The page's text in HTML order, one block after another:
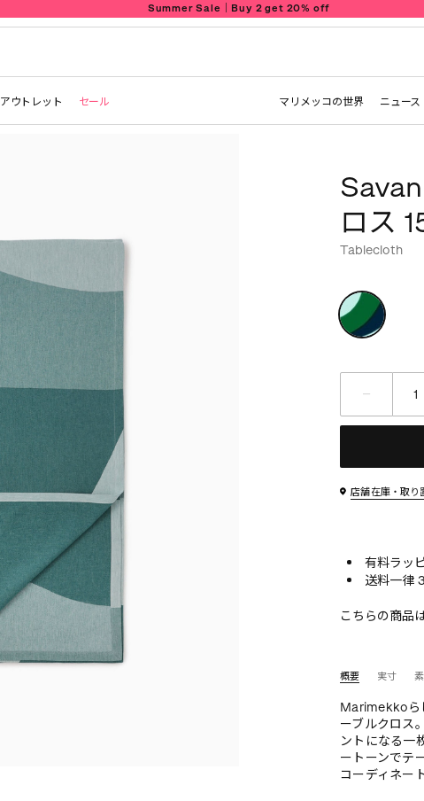
Summer Sale｜Buy 2 get 20% off
アウトレット セール マリメッコの世界 ニュース
ロス
Tablecloth
店舗在庫・取り
有料ラッ
送料一律
こちらの商品
概要
Marimekkoら
ーブルクロス
ントになる一
ートーンでテ
コーディネー
実寸